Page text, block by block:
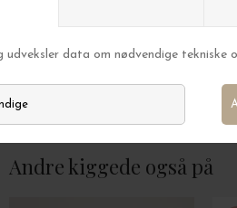
Ferm Living
Spejl Shard, Full Size H:165 - Hent selv
DKK 3.399,00
Andre kiggede også på